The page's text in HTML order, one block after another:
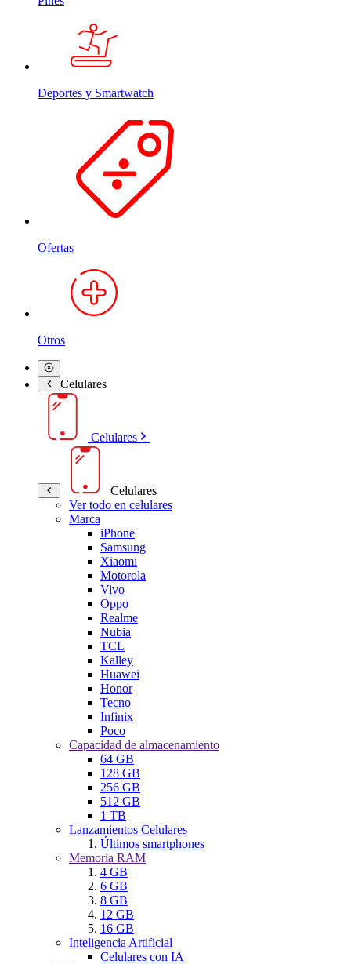
Deportes y Smartwatch
Ofertas
Otros
Celulares
Celulares
Celulares
Ver todo en celulares
Marca
iPhone
Samsung
Xiaomi
Motorola
Vivo
Oppo
Realme
Nubia
TCL
Kalley
Huawei
Honor
Tecno
Infinix
Poco
Capacidad de almacenamiento
64 GB
128 GB
256 GB
512 GB
1 TB
Lanzamientos Celulares
Últimos smartphones
Memoria RAM
4 GB
6 GB
8 GB
12 GB
16 GB
Inteligencia Artificial
Celulares con IA